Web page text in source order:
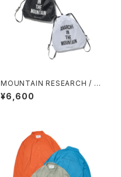
MOUNTAIN RESEARCH / W
ANDER PACK
¥6,600